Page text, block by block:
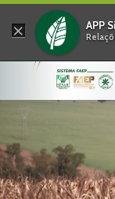
× APP